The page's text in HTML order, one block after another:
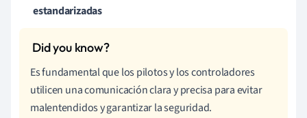
estandarizadas
Es fundamental que los pilotos y los controladores
utilicen una comunicación clara y precisa para evitar
malentendidos y garantizar la seguridad.